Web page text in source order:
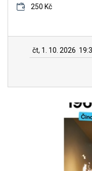
250 Kč
čt, 1. 10. 2026